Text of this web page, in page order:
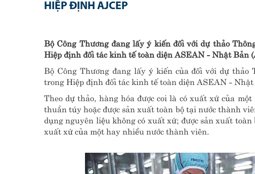
HIỆP ĐỊNH AJCEP
Bộ Công Thương đang lấy ý kiến đối với dự thảo
Hiệp định đối tác kinh tế toàn diện ASEAN - Nhật Bản
Bộ Công Thương đang lấy ý kiến của đối với dự
trong Hiệp định đối tác kinh tế toàn diện ASEAN - Nhật
Theo dự thảo, hàng hóa được coi là có xuất xứ của
thuần túy hoặc được sản xuất toàn bộ tại nước thành
dụng nguyên liệu không có xuất xứ; được sản xuất
xuất xứ của một hay nhiều nước thành viên.